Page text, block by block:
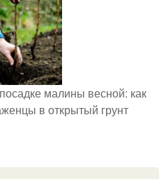
малины весной: как
в открытый грунт